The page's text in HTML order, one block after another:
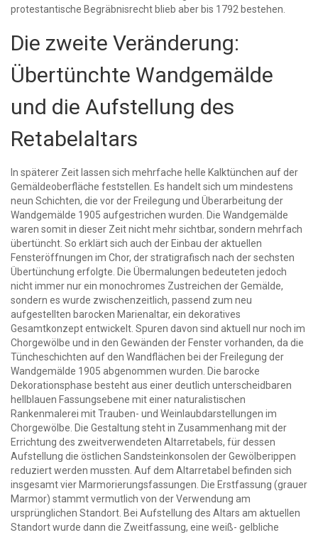
protestantische Begräbnisrecht blieb aber bis 1792 bestehen.
Die zweite Veränderung:
Übertünchte Wandgemälde
und die Aufstellung des
Retabelaltars
In späterer Zeit lassen sich mehrfache helle Kalktünchen auf der
Gemäldeoberfläche feststellen. Es handelt sich um mindestens
neun Schichten, die vor der Freilegung und Überarbeitung der
Wandgemälde 1905 aufgestrichen wurden. Die Wandgemälde
waren somit in dieser Zeit nicht mehr sichtbar, sondern mehrfach
übertüncht. So erklärt sich auch der Einbau der aktuellen
Fensteröffnungen im Chor, der stratigrafisch nach der sechsten
Übertünchung erfolgte. Die Übermalungen bedeuteten jedoch
nicht immer nur ein monochromes Zustreichen der Gemälde,
sondern es wurde zwischenzeitlich, passend zum neu
aufgestellten barocken Marienaltar, ein dekoratives
Gesamtkonzept entwickelt. Spuren davon sind aktuell nur noch im
Chorgewölbe und in den Gewänden der Fenster vorhanden, da die
Tüncheschichten auf den Wandflächen bei der Freilegung der
Wandgemälde 1905 abgenommen wurden. Die barocke
Dekorationsphase besteht aus einer deutlich unterscheidbaren
hellblauen Fassungsebene mit einer naturalistischen
Rankenmalerei mit Trauben- und Weinlaubdarstellungen im
Chorgewölbe. Die Gestaltung steht in Zusammenhang mit der
Errichtung des zweitverwendeten Altarretabels, für dessen
Aufstellung die östlichen Sandsteinkonsolen der Gewölberippen
reduziert werden mussten. Auf dem Altarretabel befinden sich
insgesamt vier Marmorierungsfassungen. Die Erstfassung (grauer
Marmor) stammt vermutlich von der Verwendung am
ursprünglichen Standort. Bei Aufstellung des Altars am aktuellen
Standort wurde dann die Zweitfassung, eine weiß- gelbliche